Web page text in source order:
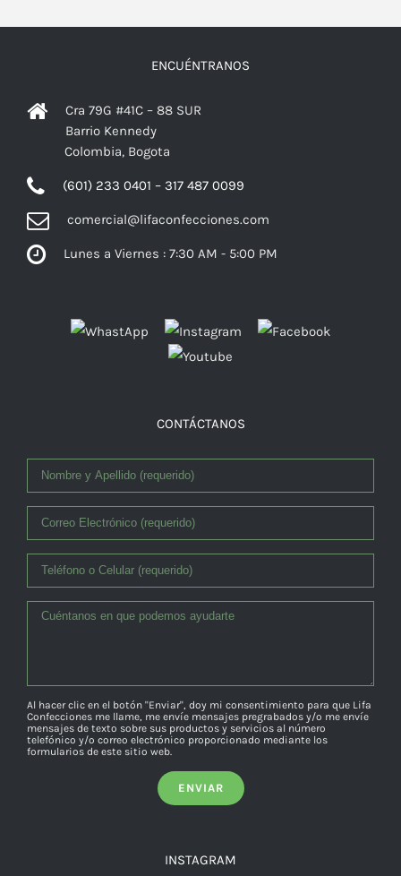
ENCUÉNTRANOS
Cra 79G #41C – 88 SUR
Barrio Kennedy
Colombia, Bogota
(601) 233 0401 – 317 487 0099
comercial@lifaconfecciones.com
Lunes a Viernes : 7:30 AM - 5:00 PM
Facebook
CONTÁCTANOS
Al hacer clic en el botón "Enviar", doy mi consentimiento para que Lifa
Confecciones me llame, me envíe mensajes pregrabados y/o me envíe
mensajes de texto sobre sus productos y servicios al número
telefónico y/o correo electrónico proporcionado mediante los
formularios de este sitio web.
INSTAGRAM